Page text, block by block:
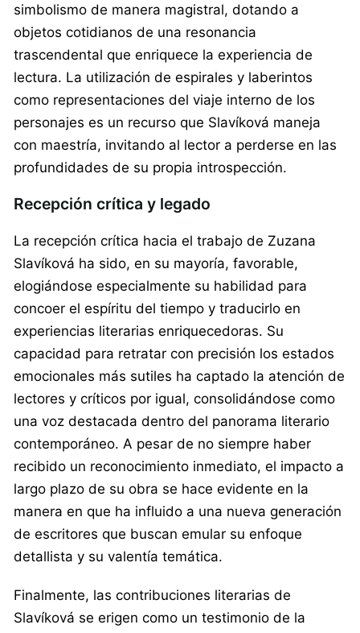
simbolismo de manera magistral, dotando a
objetos cotidianos de una resonancia
trascendental que enriquece la experiencia de
lectura. La utilización de espirales y laberintos
como representaciones del viaje interno de los
personajes es un recurso que Slavíková maneja
con maestría, invitando al lector a perderse en las
profundidades de su propia introspección.
Recepción crítica y legado
La recepción crítica hacia el trabajo de Zuzana
Slavíková ha sido, en su mayoría, favorable,
elogiándose especialmente su habilidad para
concoer el espíritu del tiempo y traducirlo en
experiencias literarias enriquecedoras. Su
capacidad para retratar con precisión los estados
emocionales más sutiles ha captado la atención de
lectores y críticos por igual, consolidándose como
una voz destacada dentro del panorama literario
contemporáneo. A pesar de no siempre haber
recibido un reconocimiento inmediato, el impacto a
largo plazo de su obra se hace evidente en la
manera en que ha influido a una nueva generación
de escritores que buscan emular su enfoque
detallista y su valentía temática.
Finalmente, las contribuciones literarias de
Slavíková se erigen como un testimonio de la